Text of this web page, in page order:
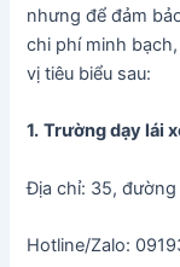
nhưng để đảm
chi phí minh
vị tiêu biểu sau:
1. Trường dạy lái
Địa chỉ: 35, đường
Hotline/Zalo: